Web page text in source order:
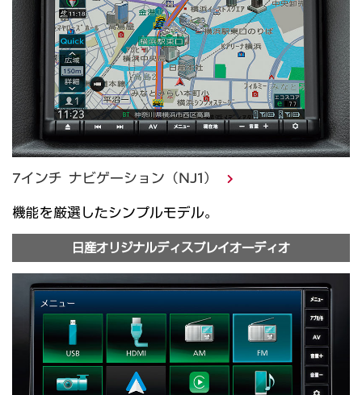
7インチ ナビゲーション（NJ1）
機能を厳選したシンプルモデル。
日産オリジナルディスプレイオーディオ